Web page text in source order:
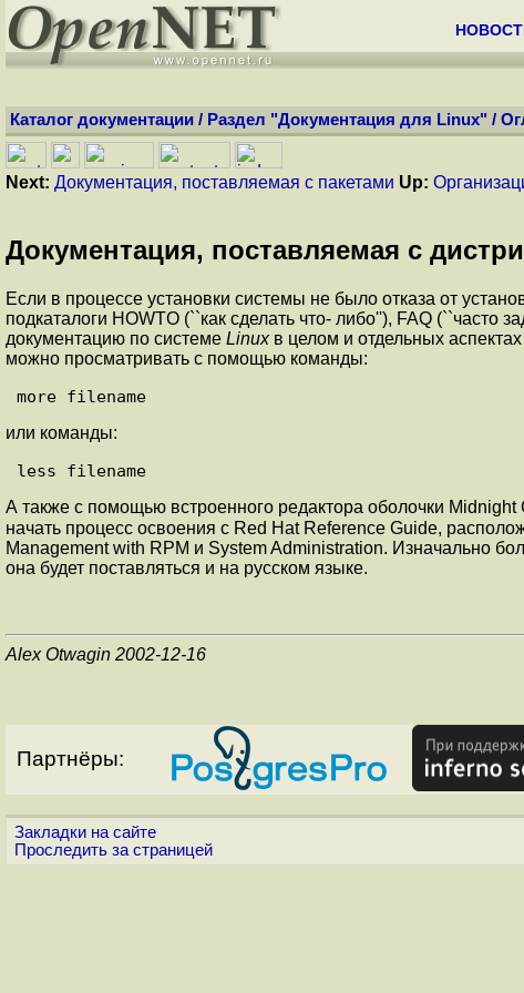
Каталог документации / Раздел "Документация для Linux" /
Next: Документация, поставляемая с пакетами Up:
Документация, поставляемая с
Если в процессе установки системы не было отказа от
подкаталоги HOWTO (``как сделать что- либо''), FAQ
документацию по системе Linuxв целом и отдельных
можно просматривать с помощью команды:
или команды:
А также с помощью встроенного редактора оболочки
начать процесс освоения с Red Hat Reference Guide,
Management with RPM и System Administration. Изначально
она будет поставляться и на русском языке.
Alex Otwagin 2002-12-16
Партнёры:
Закладки на сайте
Проследить за страницей